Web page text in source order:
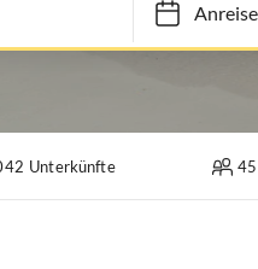
Anreise-
Unterkünfte